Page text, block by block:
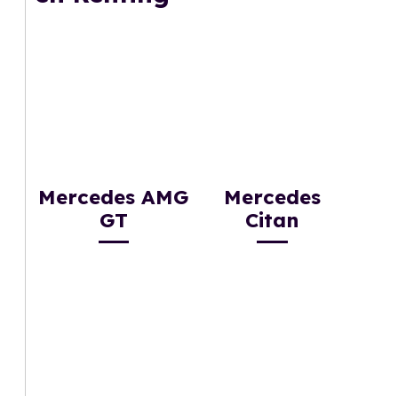
Mercedes AMG
GT
Mercedes
Citan